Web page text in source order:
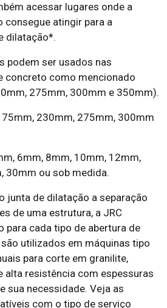
acessar lugares onde a
consegue atingir para a
dilatação*.
podem ser usados nas
concreto como mencionado
275mm, 300mm e 350mm).
230mm, 275mm, 300mm
6mm, 8mm, 10mm, 12mm,
30mm ou sob medida.
junta de dilatação a separação
de uma estrutura, a JRC
para cada tipo de abertura de
utilizados em máquinas tipo
para corte em granilite,
alta resistência com espessuras
sua necessidade. Veja as
com o tipo de serviço